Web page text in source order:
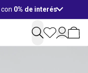
con 0% de interés